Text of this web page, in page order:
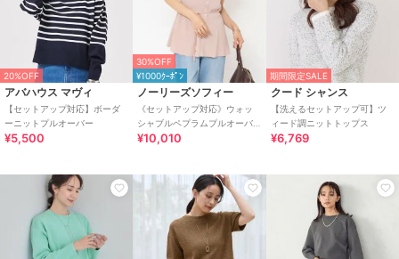
20%OFF
アバハウス マヴィ
【セットアップ対応】ボーダ
ーニットプルオーバー
¥5,500
30%OFF
¥1000ｸｰﾎﾟﾝ
ノーリーズソフィー
《セットアップ対応》ウォッ
シャブルペプラムプルオーバ
ー
¥10,010
期間限定SALE
クード シャンス
【洗えるセットアップ可】ツ
ィード調ニットトップス
¥6,769